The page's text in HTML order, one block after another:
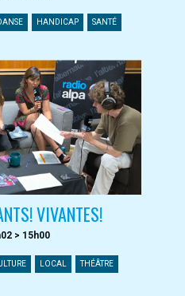
HANDICAP SANTÉ
VIVANTES!
> 15h00
LOCAL THÉÂTRE